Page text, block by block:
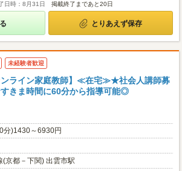
日時：8月31日 掲載終了まであと20日
とりあえず保存
未経験者歓迎
ンライン家庭教師】≪在宅≫★社会人講師募
きま時間に60分から指導可能◎
分)1430～6930円
(京都－下関) 出雲市駅